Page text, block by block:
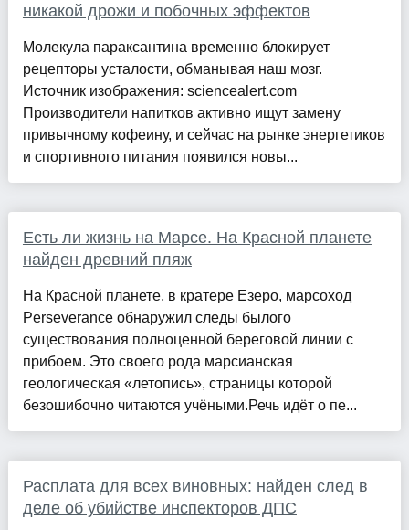
никакой дрожи и побочных эффектов
Молекула параксантина временно блокирует
рецепторы усталости, обманывая наш мозг.
Источник изображения: sciencealert.com
Производители напитков активно ищут замену
привычному кофеину, и сейчас на рынке энергетиков
и спортивного питания появился новы...
Есть ли жизнь на Марсе. На Красной планете
найден древний пляж
На Красной планете, в кратере Езеро, марсоход
Perseverance обнаружил следы былого
существования полноценной береговой линии с
прибоем. Это своего рода марсианская
геологическая «летопись», страницы которой
безошибочно читаются учёными.Речь идёт о пе...
Расплата для всех виновных: найден след в
деле об убийстве инспекторов ДПС